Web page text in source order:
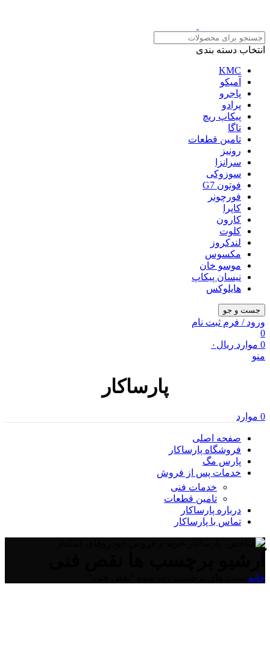
انتخاب دسته بندی
KMC
آمیکو
پاجرو
پرادو
پیکاپ ریچ
تاگا
تامین قطعات
رونیز
سرانزا
سوزوکی
فوتون G7
فورچونر
کاپرا
کارون
کلوت
لندکروز
مکسوس
موسو خان
نیسان پیکاپ
هایلوکس
جست و جو
ورود / فرم ثبت نام
0
0 موارد ریال ۰
منو
پارساکار
0 موارد
صفحه اصلی
فروشگاه پارساکار
پارس مگ
خدمات پس از فروش
خدمات فنی
تامین قطعات
درباره پارساکار
تماس با پارساکار
خانه